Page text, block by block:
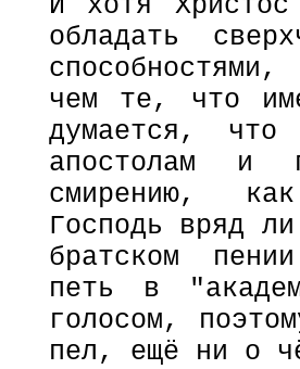
обладать
чем те, что
думается,
апостолам и
смирению,
Господь вряд
братском
петь в
голосом,
пел, ещё ни о